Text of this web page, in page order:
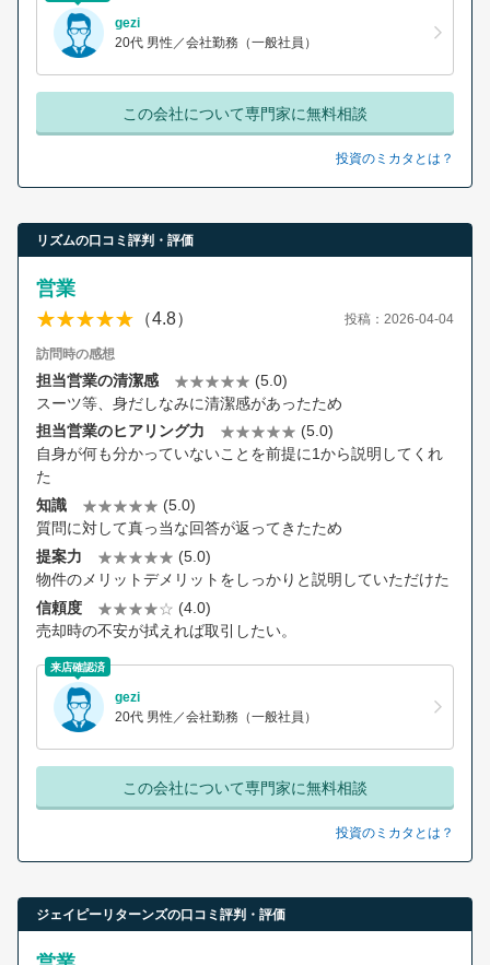
gezi
20代 男性／会社勤務（一般社員）
この会社について専門家に無料相談
投資のミカタとは？
リズムの口コミ評判・評価
営業
（4.8） 投稿：2026-04-04
訪問時の感想
担当営業の清潔感
(5.0)
スーツ等、身だしなみに清潔感があったため
担当営業のヒアリング力
(5.0)
自身が何も分かっていないことを前提に1から説明してくれ
た
知識
(5.0)
質問に対して真っ当な回答が返ってきたため
提案力
(5.0)
物件のメリットデメリットをしっかりと説明していただけた
信頼度
(4.0)
売却時の不安が拭えれば取引したい。
来店確認済
gezi
20代 男性／会社勤務（一般社員）
この会社について専門家に無料相談
投資のミカタとは？
ジェイピーリターンズの口コミ評判・評価